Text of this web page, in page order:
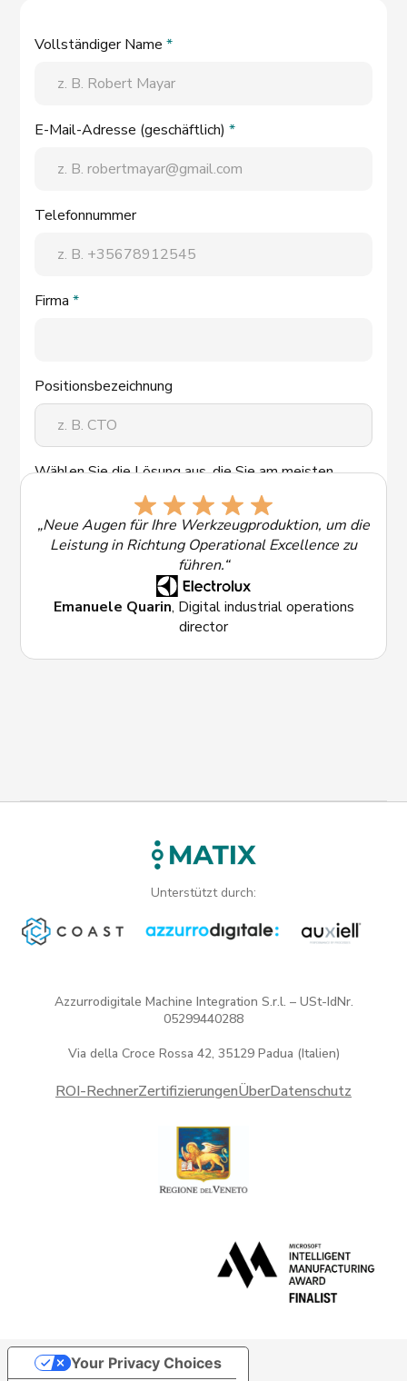
„Neue Augen für Ihre Werkzeugproduktion, um die
Leistung in Richtung Operational Excellence zu
führen.“
Emanuele Quarin, Digital industrial operations
director
Vollständiger Name*
E-Mail-Adresse (geschäftlich)*
Telefonnummer
Firma*
Positionsbezeichnung
Wählen Sie die Lösung aus, die Sie am meisten
Unterstützt durch:
Azzurrodigitale Machine Integration S.r.l. – USt-IdNr.
05299440288
Via della Croce Rossa 42, 35129 Padua (Italien)
ROI-RechnerZertifizierungenÜberDatenschutz
Your Privacy Choices